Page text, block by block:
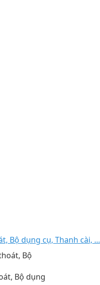
Bộ dụng cụ, Thanh cài, ...
Bộ dụng